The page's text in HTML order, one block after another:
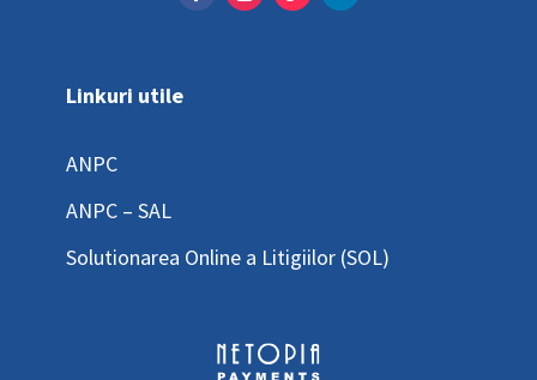
Linkuri utile
ANPC
ANPC – SAL
Solutionarea Online a Litigiilor (SOL)